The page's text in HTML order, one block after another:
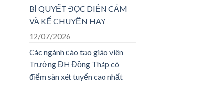
BÍ QUYẾT ĐỌC DIỄN CẢM
VÀ KỂ CHUYỆN HAY
12/07/2026
Các ngành đào tạo giáo viên
Trường ĐH Đồng Tháp có
điểm sàn xét tuyển cao nhất